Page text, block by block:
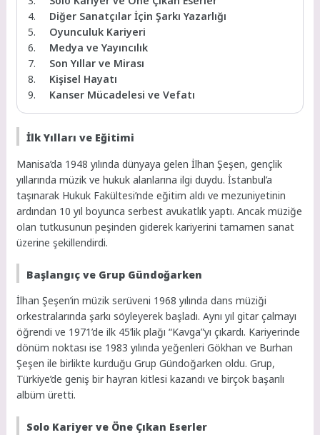
Diğer Sanatçılar İçin Şarkı Yazarlığı
Oyunculuk Kariyeri
Medya ve Yayıncılık
Son Yıllar ve Mirası
Kişisel Hayatı
Kanser Mücadelesi ve Vefatı
İlk Yılları ve Eğitimi
Manisa’da 1948 yılında dünyaya gelen İlhan Şeşen, gençlik
yıllarında müzik ve hukuk alanlarına ilgi duydu. İstanbul’a
taşınarak Hukuk Fakültesi’nde eğitim aldı ve mezuniyetinin
ardından 10 yıl boyunca serbest avukatlık yaptı. Ancak müziğe
olan tutkusunun peşinden giderek kariyerini tamamen sanat
üzerine şekillendirdi.
Başlangıç ve Grup Gündoğarken
İlhan Şeşen’in müzik serüveni 1968 yılında dans müziği
orkestralarında şarkı söyleyerek başladı. Aynı yıl gitar çalmayı
öğrendi ve 1971’de ilk 45’lik plağı “Kavga”yı çıkardı. Kariyerinde
dönüm noktası ise 1983 yılında yeğenleri Gökhan ve Burhan
Şeşen ile birlikte kurduğu Grup Gündoğarken oldu. Grup,
Türkiye’de geniş bir hayran kitlesi kazandı ve birçok başarılı
albüm üretti.
Solo Kariyer ve Öne Çıkan Eserler